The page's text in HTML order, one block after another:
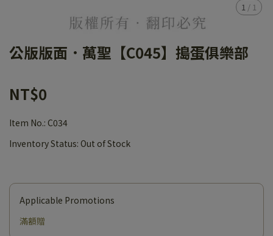
1 / 1
公版版面．萬聖【C045】搗蛋俱樂部
NT$0
Item No.: C034
Inventory Status: Out of Stock
Applicable Promotions
滿額贈